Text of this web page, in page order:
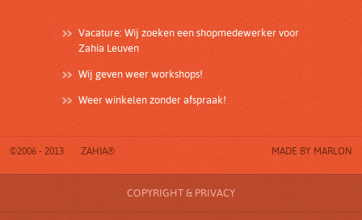
Vacature: Wij zoeken een shopmedewerker voor
Zahia Leuven
Wij geven weer workshops!
Weer winkelen zonder afspraak!
©2006 - 2013 ZAHIA® MADE BY MARLON
COPYRIGHT & PRIVACY